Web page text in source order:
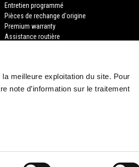
meilleure exploitation du site. Pour
note d’information sur le traitement
Entretien programmé
Pièces de rechange d'origine
Premium warranty
Assistance routière
Demande de documents